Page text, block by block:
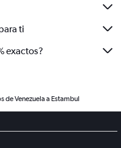
ti
exactos?
de Venezuela a Estambul